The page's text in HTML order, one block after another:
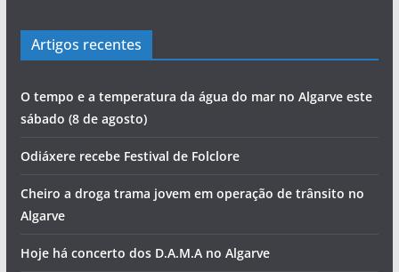
Artigos recentes
O tempo e a temperatura da água do mar no Algarve este
sábado (8 de agosto)
Odiáxere recebe Festival de Folclore
Cheiro a droga trama jovem em operação de trânsito no
Algarve
Hoje há concerto dos D.A.M.A no Algarve